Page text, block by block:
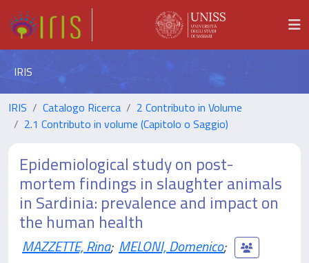
IRIS
IRIS Catalogo Ricerca
2 Contributo in Volume
2.1 Contributo in volume (Capitolo o Saggio)
Epidemiological study on post-
mortem findings in slaughter animals
in Sardinia: prevalence and impact on
the human health
MAZZETTE, Rina; MELONI, Domenico;